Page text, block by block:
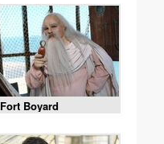
Fort Boyard